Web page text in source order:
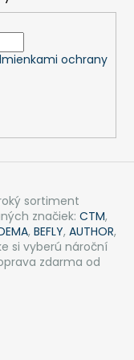
ochrany
sortiment
značiek: CTM,
, BEFLY, AUTHOR,
si vyberú nároční
zdarma od